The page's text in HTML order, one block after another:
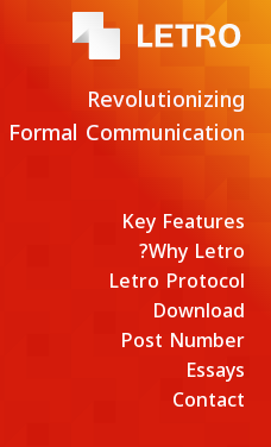
Revolutionizing
Formal Communication
Key Features
Why Letro?
Letro Protocol
Download
Post Number
Essays
Contact